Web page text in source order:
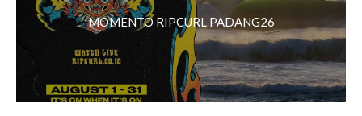
MOMENTO RIPCURL PADANG26